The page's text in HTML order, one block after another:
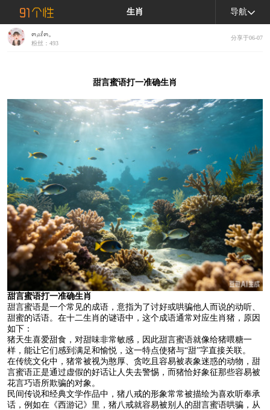
生肖 导航
๓㎕๓。
粉丝：493
分享于06-07
甜言蜜语打一准确生肖
甜言蜜语打一准确生肖
甜言蜜语是一个常见的成语，意指为了讨好或哄骗他人而说的动听、
甜蜜的话语。在十二生肖的谜语中，这个成语通常对应生肖猪，原因
如下：
猪天生喜爱甜食，对甜味非常敏感，因此甜言蜜语就像给猪喂糖一
样，能让它们感到满足和愉悦，这一特点使猪与“甜”字直接关联。
在传统文化中，猪常被视为憨厚、贪吃且容易被表象迷惑的动物，甜
言蜜语正是通过虚假的好话让人失去警惕，而猪恰好象征那些容易被
花言巧语所欺骗的对象。
民间传说和经典文学作品中，猪八戒的形象常常被描绘为喜欢听奉承
话，例如在《西游记》里，猪八戒就容易被别人的甜言蜜语哄骗，从